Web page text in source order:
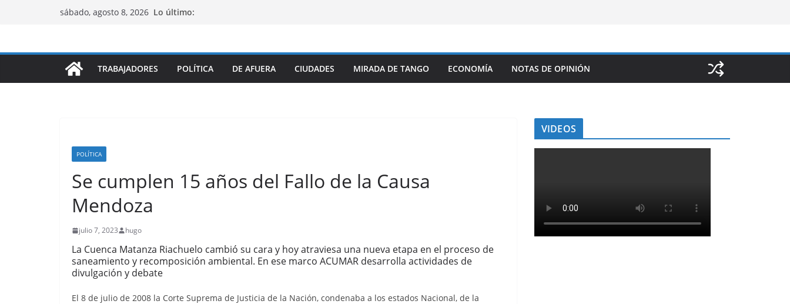
sábado, agosto 8, 2026 Lo último:
TRABAJADORES POLÍTICA DE AFUERA CIUDADES MIRADA DE TANGO ECONOMÍA NOTAS DE OPINIÓN
POLÍTICA
Se cumplen 15 años del Fallo de la Causa
Mendoza
julio 7, 2023 hugo
La Cuenca Matanza Riachuelo cambió su cara y hoy atraviesa una nueva etapa en el proceso de
saneamiento y recomposición ambiental. En ese marco ACUMAR desarrolla actividades de
divulgación y debate
El 8 de julio de 2008 la Corte Suprema de Justicia de la Nación, condenaba a los estados Nacional, de la
VIDEOS